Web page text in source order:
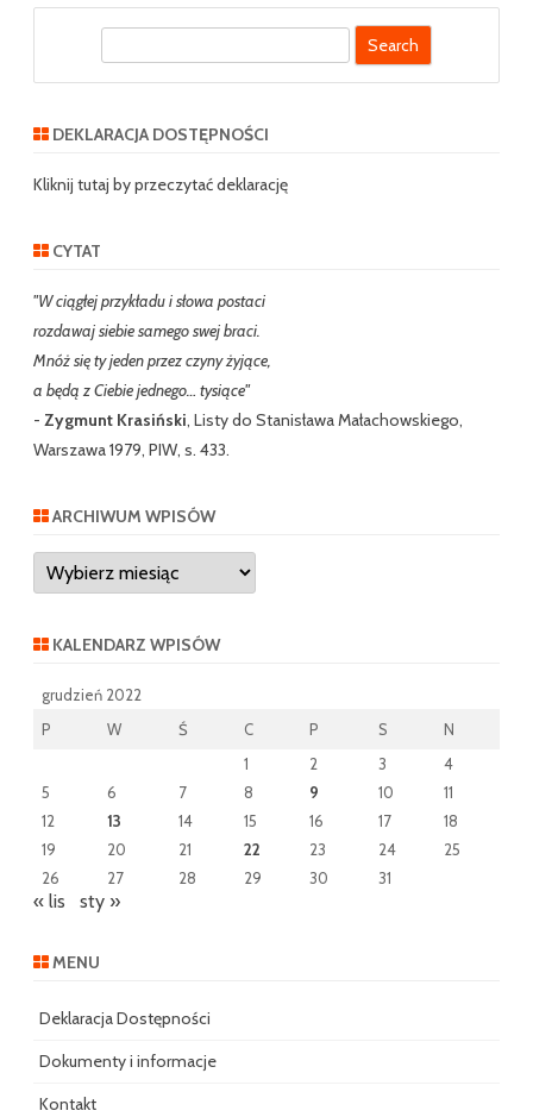
r
h
DEKLARACJA DOSTĘPNOŚCI
Kliknij tutaj by przeczytać deklarację
CYTAT
"W ciągłej przykładu i słowa postaci
rozdawaj siebie samego swej braci.
Mnóż się ty jeden przez czyny żyjące,
a będą z Ciebie jednego… tysiące"
- Zygmunt Krasiński, Listy do Stanisława Małachowskiego,
Warszawa 1979, PIW, s. 433.
ARCHIWUM WPISÓW
Archiwum
wpisów
KALENDARZ WPISÓW
grudzień 2022
P
W Ś C P S
N
1
2 3
4
5
6 7 8 9 10
11
12
13 14 15 16 17
18
19
20 21 22 23 24
25
26
27 28 29 30 31
« lis sty »
MENU
Deklaracja Dostępności
Dokumenty i informacje
Kontakt